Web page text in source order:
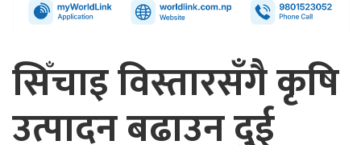
सिँचाइ विस्तारसँगै कृषि
उत्पादन बढाउन दुई